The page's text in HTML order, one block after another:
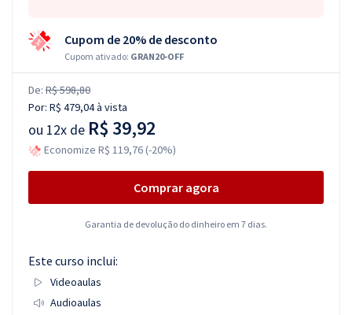
Cupom de 20% de desconto
Cupom ativado: GRAN20-OFF
De: R$ 598,80
Por: R$ 479,04à vista
ou 12x de R$ 39,92
Economize R$ 119,76 (-20%)
Comprar agora
Garantia de devolução do dinheiro em 7 dias.
Este curso inclui:
Videoaulas
Audioaulas